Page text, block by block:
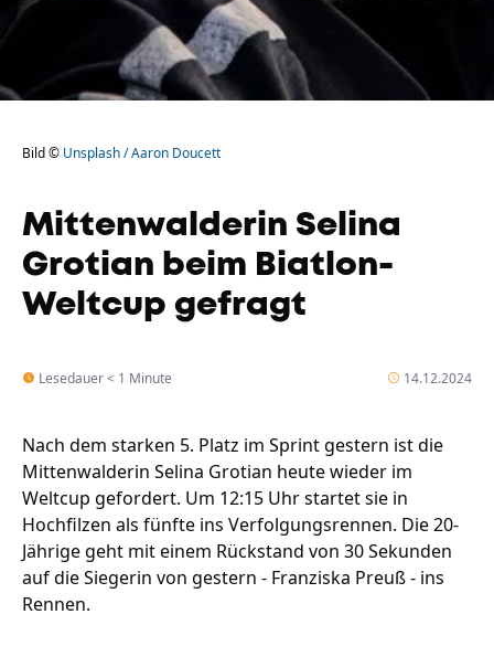
Bild © Unsplash / Aaron Doucett
Mittenwalderin Selina
Grotian beim Biatlon-
Weltcup gefragt
Lesedauer < 1 Minute 14.12.2024
Nach dem starken 5. Platz im Sprint gestern ist die
Mittenwalderin Selina Grotian heute wieder im
Weltcup gefordert. Um 12:15 Uhr startet sie in
Hochfilzen als fünfte ins Verfolgungsrennen. Die 20-
Jährige geht mit einem Rückstand von 30 Sekunden
auf die Siegerin von gestern - Franziska Preuß - ins
Rennen.